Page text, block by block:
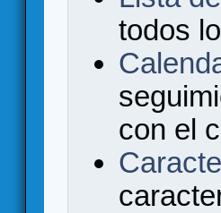
todos
con el